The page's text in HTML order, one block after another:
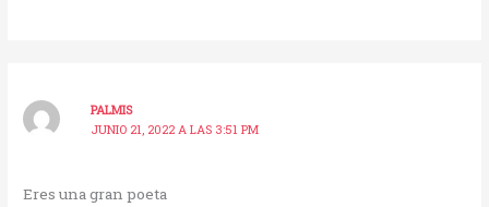
PALMIS
JUNIO 21, 2022 A LAS 3:51 PM
Eres una gran poeta